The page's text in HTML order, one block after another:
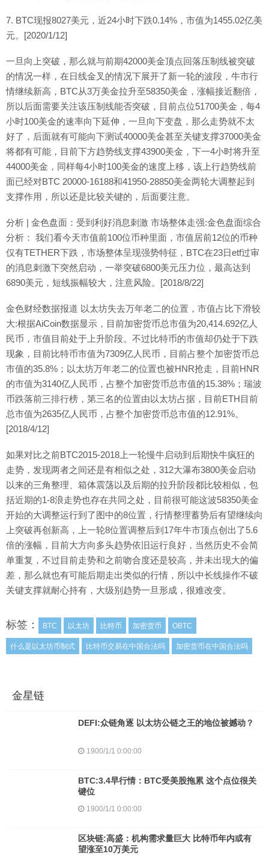
7. BTC现报8027美元，近24小时下跌0.14%，市值为1455.02亿美
元。[2020/1/12]
一旦向上突破，那么就与前期42000美金顶点回落压制线被突破
的情况一样，在日线金叉的情况下展开了新一轮的波段，牛市行
情继续新高，BTC从3万美金拉升至58350美金，涨幅接近翻倍，
所以后面需要关注该压制线能否突破，目前点位51700美金，每4
小时100美金的速率向下延伸，一旦向下变盘，那么走势就不太
好了，后面就有可能向下测试40000美金甚至关键支撑37000美金
将都有可能，目前下方趋势线支撑43900美金，下一4小时将升至
44000美金，同样每4小时100美金的速度上移，该上行趋势线前
面已经对BTC 20000-16188和41950-28850美金两轮大调整起到
支撑作用，所以还是比较关键的，后面要注意。
分析 | 金色盘面：受到利好消息刺激 市场整体走强:金色盘面综合
分析： 我们看今天市值前100位币种里面，市值居前12位的币种
仅有TETHER下跌，市场整体呈现强势特征，BTC在23日etf过审
的消息刺激下突然启动，一举突破6800美元压力位，最高达到
6890美元，短线振幅较大，注意风险。[2018/8/22]
金色财经数据报道 以太坊失去万年老二的位置，市值占比下滑较
大:根据AiCoin数据显示，目前加密货币总市值为20,414.692亿人
民币，市值目前处于上升阶段。不过比特币的市值却仍处于下跌
现象，目前比特币市值为7309亿人民币，目前占整个加密货币总
市值的35.8%；以太坊万年老二的位置也被HNR抢走，目前HNR
的市值为3140亿人民币，占整个加密货币总市值的15.38%；瑞波
币跌落前三排行榜，第三名的位置由以太坊占据，目前ETH目前
总市值为2635亿人民币，占整个加密货币总市值的12.91%。
[2018/4/12]
如果对比之前BTC2015-2018上一轮慢牛启动到后期快牛疯狂的
走势，发现两者之间还是有相似之处，312大瀑布3800美金启动
以来的三角整理、箱体震荡以及后期的拉升阶段都比较相似，包
括近期的1-8浪走势也存在共同之处，目前很可能这波58350美金
开始的大调整运行到了图中的8位置，行情整理蓄势后有望继续向
上突破再创新高，上一轮8位置调整后到17年牛市顶点创出了5.6
倍的涨幅，目前大方向多头趋势依旧运行良好，当然历史不会简
单重复，不过目前走势和之前吻合度还是较高，并未出现大的偏
差，那么就也有可能后期走出类似的行情，所以中长线操作不破
关键支撑就耐心持有，大级别趋势一旦形成，很难改变。
标签： BTC 以太坊 比特币 加密货币 OBTC
什么是以太坊币制式 比特币交易在中国合法吗 加密货币在中国合法吗
金星链
DEFI:众链角逐 以太坊公链之王的地位被撼动？
1900/1/1 0:00:00
BTC:3.4早行情：BTC受美股拖累 这个点位很关
键位
1900/1/1 0:00:00
区块链:高盛：机构需求量巨大 比特币年内或有
望涨至10万美元